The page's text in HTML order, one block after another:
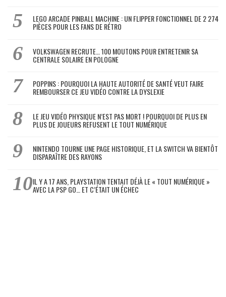
LEGO ARCADE PINBALL MACHINE : UN FLIPPER FONCTIONNEL DE 2 274
PIÈCES POUR LES FANS DE RÉTRO
VOLKSWAGEN RECRUTE… 100 MOUTONS POUR ENTRETENIR SA
CENTRALE SOLAIRE EN POLOGNE
POPPINS : POURQUOI LA HAUTE AUTORITÉ DE SANTÉ VEUT FAIRE
REMBOURSER CE JEU VIDÉO CONTRE LA DYSLEXIE
LE JEU VIDÉO PHYSIQUE N’EST PAS MORT ! POURQUOI DE PLUS EN
PLUS DE JOUEURS REFUSENT LE TOUT NUMÉRIQUE
NINTENDO TOURNE UNE PAGE HISTORIQUE, ET LA SWITCH VA BIENTÔT
DISPARAÎTRE DES RAYONS
IL Y A 17 ANS, PLAYSTATION TENTAIT DÉJÀ LE « TOUT NUMÉRIQUE »
AVEC LA PSP GO… ET C’ÉTAIT UN ÉCHEC